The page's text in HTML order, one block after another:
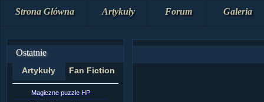
Strona Główna Artykuły Forum Galeria
Ostatnie
Artykuły Fan Fiction
Magiczne puzzle HP